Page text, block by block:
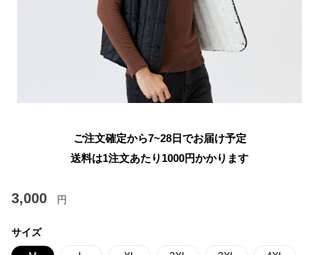
ご注文確定から7~28日でお届け予定
送料は1注文あたり 1000円かかります
3,000 円
サイズ